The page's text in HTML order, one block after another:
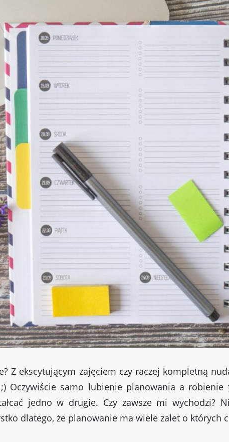
Z ekscytującym zajęciem czy raczej kompletną
Oczywiście samo lubienie planowania a
jedno w drugie. Czy zawsze mi wychodzi?
dlatego, że planowanie ma wiele zalet o których